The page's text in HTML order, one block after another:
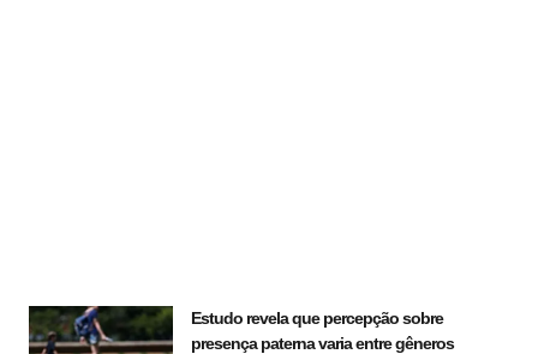
Estudo revela que percepção sobre
presença paterna varia entre gêneros